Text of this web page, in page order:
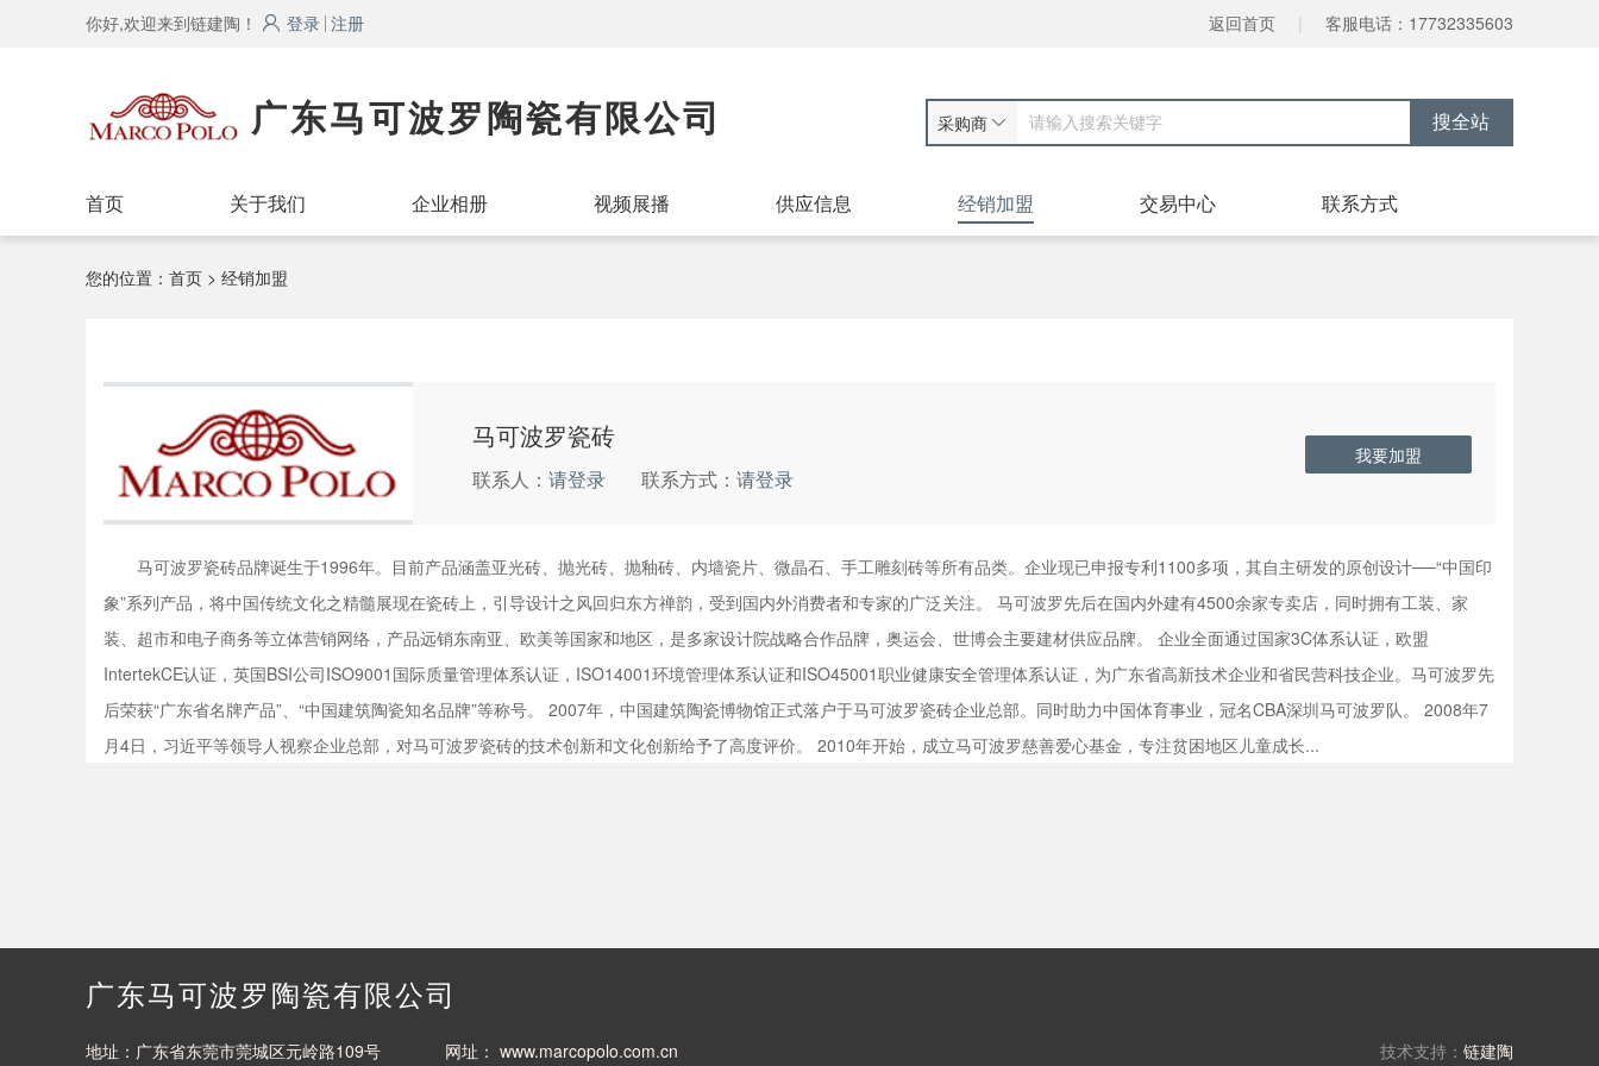
你好,欢迎来到链建陶！ 登录 注册 返回首页 | 客服电话：17732335603
广东马可波罗陶瓷有限公司 采购商
首页 关于我们 企业相册 视频展播 供应信息 经销加盟 交易中心 联系方式
您的位置： 首页 > 经销加盟
马可波罗瓷砖
联系人： 请登录 联系方式： 请登录
我要加盟
马可波罗瓷砖品牌诞生于1996年。目前产品涵盖亚光砖、抛光砖、抛釉砖、内墙瓷片、微晶石、手工雕刻砖等所有品类。企业现已申报专利1100多项，其自主研发的原创设计──“中国印
象”系列产品，将中国传统文化之精髓展现在瓷砖上，引导设计之风回归东方禅韵，受到国内外消费者和专家的广泛关注。 马可波罗先后在国内外建有4500余家专卖店，同时拥有工装、家
装、超市和电子商务等立体营销网络，产品远销东南亚、欧美等国家和地区，是多家设计院战略合作品牌，奥运会、世博会主要建材供应品牌。 企业全面通过国家3C体系认证，欧盟
IntertekCE认证，英国BSI公司ISO9001国际质量管理体系认证，ISO14001环境管理体系认证和ISO45001职业健康安全管理体系认证，为广东省高新技术企业和省民营科技企业。马可波罗先
后荣获“广东省名牌产品”、“中国建筑陶瓷知名品牌”等称号。 2007年，中国建筑陶瓷博物馆正式落户于马可波罗瓷砖企业总部。同时助力中国体育事业，冠名CBA深圳马可波罗队。 2008年7
月4日，习近平等领导人视察企业总部，对马可波罗瓷砖的技术创新和文化创新给予了高度评价。 2010年开始，成立马可波罗慈善爱心基金，专注贫困地区儿童成长...
广东马可波罗陶瓷有限公司
地址：广东省东莞市莞城区元岭路109号 网址： www.marcopolo.com.cn 技术支持： 链建陶